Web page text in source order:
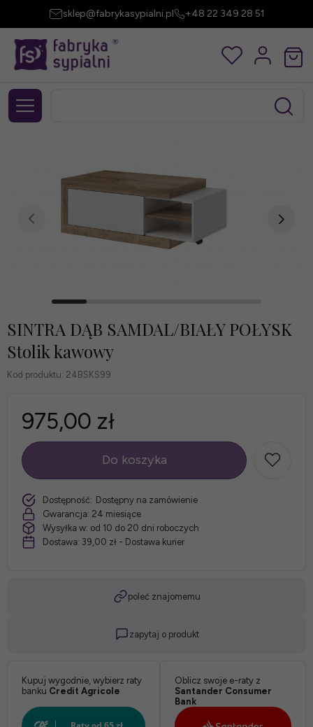
sklep@fabrykasypialni.pl +48 22 349 28 51
SINTRA DĄB SAMDAL/BIAŁY POŁYSK
Stolik kawowy
Kod produktu: 24BSKS99
975,00 zł
szt.
Do koszyka
Dostępność: Dostępny na zamówienie
Gwarancja: 24 miesiące
Wysyłka w: od 10 do 20 dni roboczych
Dostawa: 39,00 zł - Dostawa kurier
poleć znajomemu
zapytaj o produkt
Kupuj wygodnie, wybierz raty
banku Credit Agricole
Oblicz swoje e-raty z
Santander Consumer
Bank